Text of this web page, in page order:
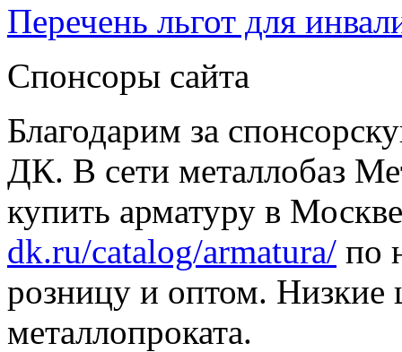
Перечень льгот для
Спонсоры сайта
Благодарим за
ДК. В сети металлобаз
купить арматуру в
dk.ru/catalog/armatura/ по
розницу и оптом. Низкие
металлопроката.